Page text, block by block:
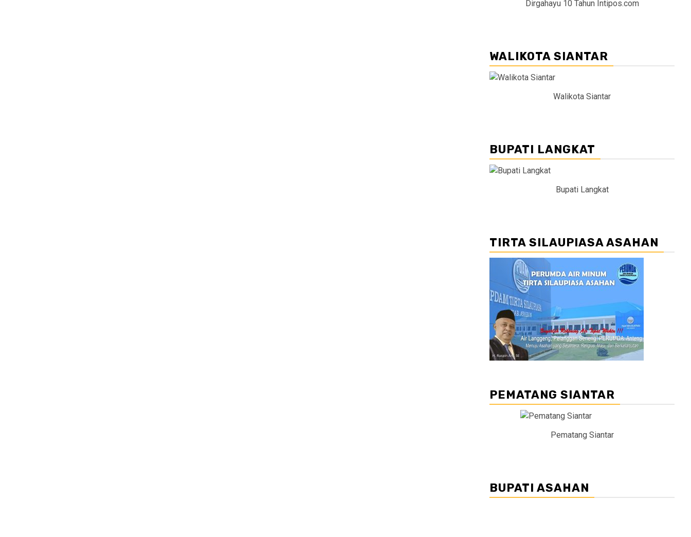
Dirgahayu 10 Tahun Intipos.com
WALIKOTA SIANTAR
Walikota Siantar
BUPATI LANGKAT
Bupati Langkat
TIRTA SILAUPIASA ASAHAN
PEMATANG SIANTAR
Pematang Siantar
BUPATI ASAHAN